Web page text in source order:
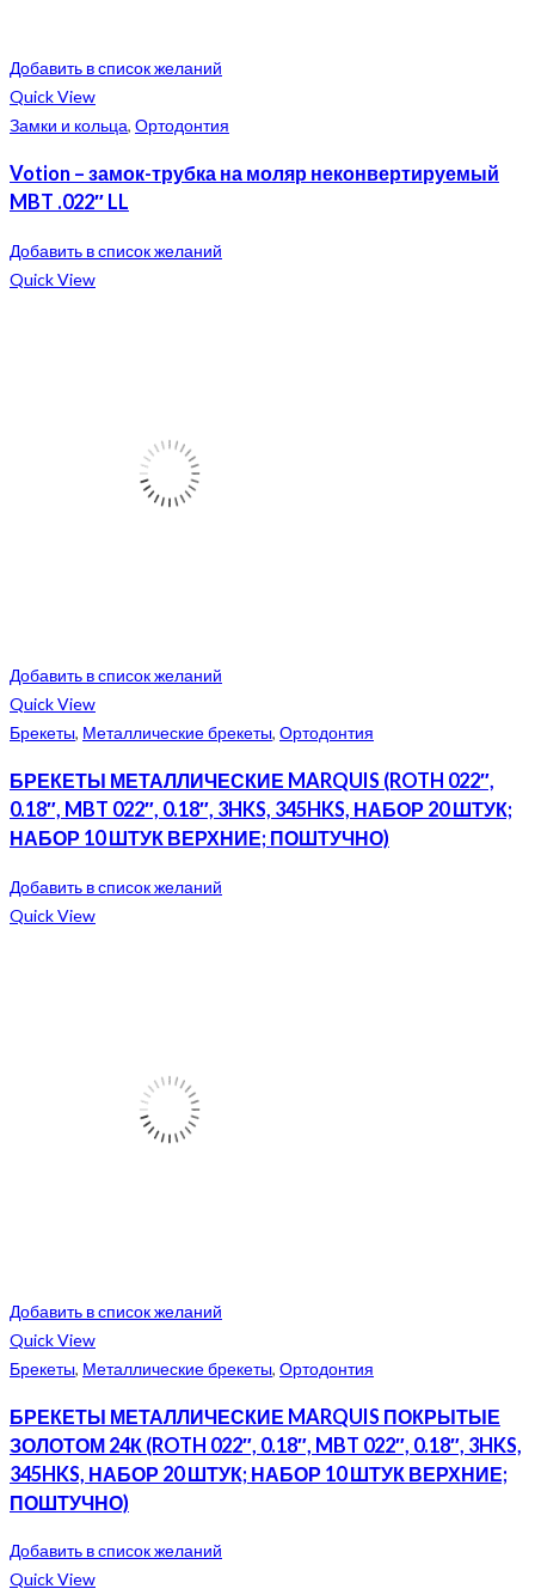
Добавить в список желаний
Quick View
Замки и кольца, Ортодонтия
Votion – замок-трубка на моляр неконвертируемый
MBT .022″ LL
Добавить в список желаний
Quick View
Добавить в список желаний
Quick View
Брекеты, Металлические брекеты, Ортодонтия
БРЕКЕТЫ МЕТАЛЛИЧЕСКИЕ MARQUIS (ROTH 022″,
0.18″, MBT 022″, 0.18″, 3HKS, 345HKS, НАБОР 20 ШТУК;
НАБОР 10 ШТУК ВЕРХНИЕ; ПОШТУЧНО)
Добавить в список желаний
Quick View
Добавить в список желаний
Quick View
Брекеты, Металлические брекеты, Ортодонтия
БРЕКЕТЫ МЕТАЛЛИЧЕСКИЕ MARQUIS ПОКРЫТЫЕ
ЗОЛОТОМ 24К (ROTH 022″, 0.18″, MBT 022″, 0.18″, 3HKS,
345HKS, НАБОР 20 ШТУК; НАБОР 10 ШТУК ВЕРХНИЕ;
ПОШТУЧНО)
Добавить в список желаний
Quick View